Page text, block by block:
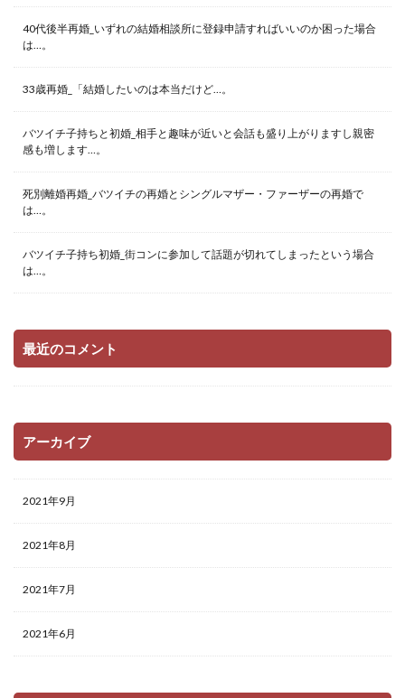
40代後半再婚_いずれの結婚相談所に登録申請すればいいのか困った場合
は…。
33歳再婚_「結婚したいのは本当だけど…。
バツイチ子持ちと初婚_相手と趣味が近いと会話も盛り上がりますし親密
感も増します…。
死別離婚再婚_バツイチの再婚とシングルマザー・ファーザーの再婚で
は…。
バツイチ子持ち初婚_街コンに参加して話題が切れてしまったという場合
は…。
最近のコメント
アーカイブ
2021年9月
2021年8月
2021年7月
2021年6月